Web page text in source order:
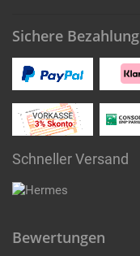
Sichere Bezahlung
Schneller Versand
Bewertungen